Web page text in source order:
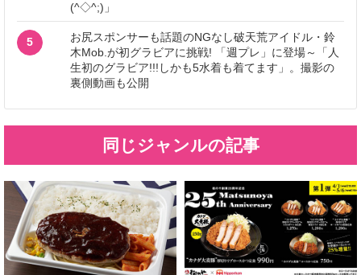
(^◇^;)」
5
お尻スポンサーも話題のNGなし破天荒アイドル・鈴
木Mob.が初グラビアに挑戦! 「週プレ」に登場～「人
生初のグラビア!!!しかも5水着も着てます」。撮影の
裏側動画も公開
同じジャンルの記事